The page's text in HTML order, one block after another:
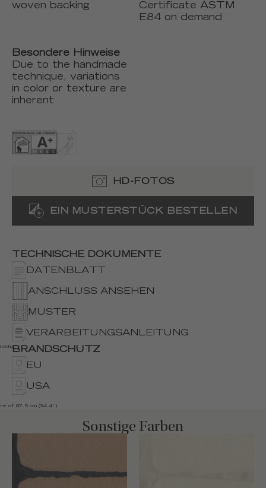
woven backing
Certificate ASTM
E84 on demand
Besondere Hinweise
Due to the handmade
technique, variations
in color or texture are
inherent
HD-FOTOS
EIN MUSTERSTÜCK BESTELLEN
TECHNISCHE DOKUMENTE
DATENBLATT
ANSCHLUSS ANSEHEN
MUSTER
VERARBEITUNGSANLEITUNG
BRANDSCHUTZ
EU
USA
of 87.5 cm (34.4'')
Sonstige Farben